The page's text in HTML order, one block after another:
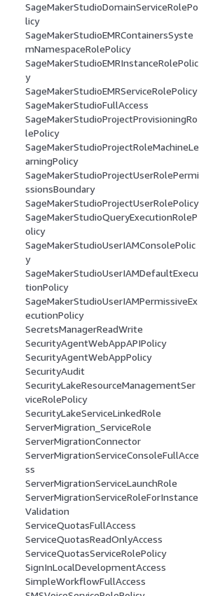
SageMakerStudioDomainServiceRolePo
licy
SageMakerStudioEMRContainersSyste
mNamespaceRolePolicy
SageMakerStudioEMRInstanceRolePolic
y
SageMakerStudioEMRServiceRolePolicy
SageMakerStudioFullAccess
SageMakerStudioProjectProvisioningRo
lePolicy
SageMakerStudioProjectRoleMachineLe
arningPolicy
SageMakerStudioProjectUserRolePermi
ssionsBoundary
SageMakerStudioProjectUserRolePolicy
SageMakerStudioQueryExecutionRoleP
olicy
SageMakerStudioUserIAMConsolePolic
y
SageMakerStudioUserIAMDefaultExecu
tionPolicy
SageMakerStudioUserIAMPermissiveEx
ecutionPolicy
SecretsManagerReadWrite
SecurityAgentWebAppAPIPolicy
SecurityAgentWebAppPolicy
SecurityAudit
SecurityLakeResourceManagementSer
viceRolePolicy
SecurityLakeServiceLinkedRole
ServerMigration_ServiceRole
ServerMigrationConnector
ServerMigrationServiceConsoleFullAcce
ss
ServerMigrationServiceLaunchRole
ServerMigrationServiceRoleForInstance
Validation
ServiceQuotasFullAccess
ServiceQuotasReadOnlyAccess
ServiceQuotasServiceRolePolicy
SignInLocalDevelopmentAccess
SimpleWorkflowFullAccess